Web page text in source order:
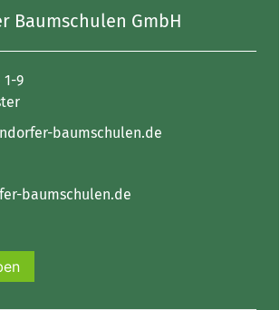
Baumschulen GmbH
9
baumschulen.de
baumschulen.de